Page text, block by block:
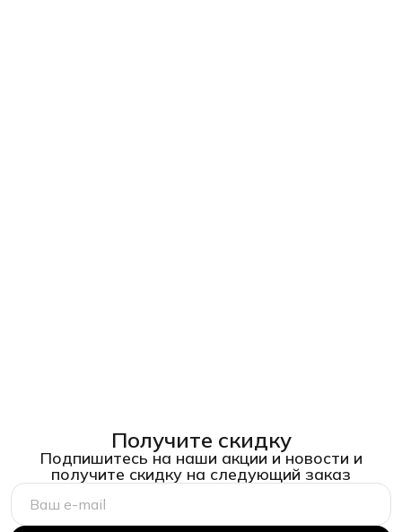
Получите скидку
Подпишитесь на наши акции и новости и
получите скидку на следующий заказ